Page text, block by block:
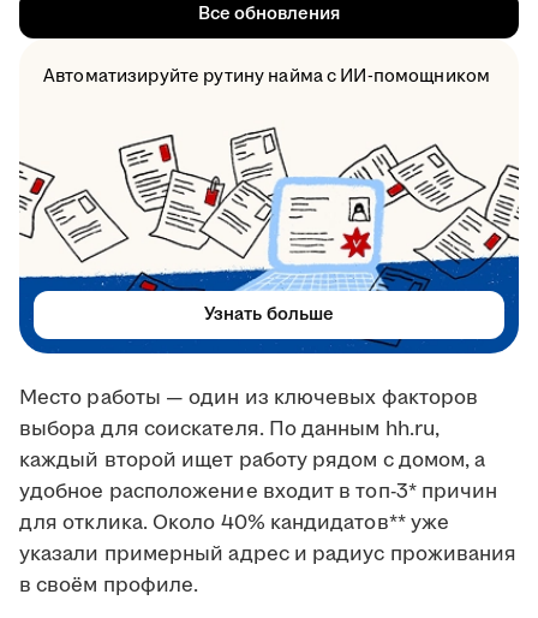
Место работы — один из ключевых факторов
выбора для соискателя. По данным hh.ru,
каждый второй ищет работу рядом с домом, а
удобное расположение входит в топ-3* причин
для отклика. Около 40% кандидатов** уже
указали примерный адрес и радиус проживания
в своём профиле.
Все обновления
Автоматизируйте рутину найма с ИИ-помощником
Узнать больше